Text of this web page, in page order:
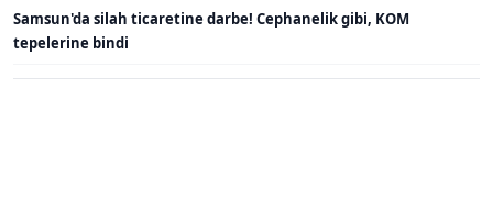
Samsun'da silah ticaretine darbe! Cephanelik gibi, KOM
tepelerine bindi